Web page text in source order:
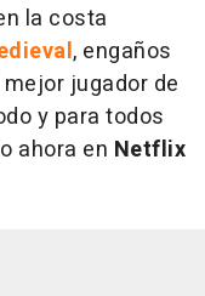
la costa
, engaños
jugador de
y para todos
ahora en Netflix